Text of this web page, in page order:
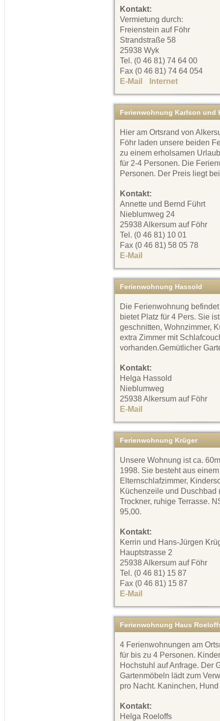
Kontakt:
Vermietung durch:
Freienstein auf Föhr
Strandstraße 58
25938 Wyk
Tel. (0 46 81) 74 64 00
Fax (0 46 81) 74 64 054
E-Mail
Internet
Ferienwohnung Karlson und
Hier am Ortsrand von
Föhr laden unsere beiden
zu einem erholsamen
für 2-4 Personen. Die
Personen. Der Preis liegt
Kontakt:
Annette und Bernd Führt
Nieblumweg 24
25938 Alkersum auf Föhr
Tel. (0 46 81) 10 01
Fax (0 46 81) 58 05 78
E-Mail
Ferienwohnung Hassold
Die Ferienwohnung
bietet Platz für 4 Pers. Sie
geschnitten, Wohnzimmer,
extra Zimmer mit
vorhanden.Gemütlicher
Kontakt:
Helga Hassold
Nieblumweg
25938 Alkersum auf Föhr
E-Mail
Ferienwohnung Krüger
Unsere Wohnung ist ca.
1998. Sie besteht aus einem
Elternschlafzimmer,
Küchenzeile und Duschbad
Trockner, ruhige Terrasse.
95,00.
Kontakt:
Kerrin und Hans-Jürgen
Hauptstrasse 2
25938 Alkersum auf Föhr
Tel. (0 46 81) 15 87
Fax (0 46 81) 15 87
E-Mail
Ferienwohnung Haus
4 Ferienwohnungen am
für bis zu 4 Personen.
Hochstuhl auf Anfrage. Der
Gartenmöbeln lädt zum
pro Nacht. Kaninchen,
Kontakt:
Helga Roeloffs